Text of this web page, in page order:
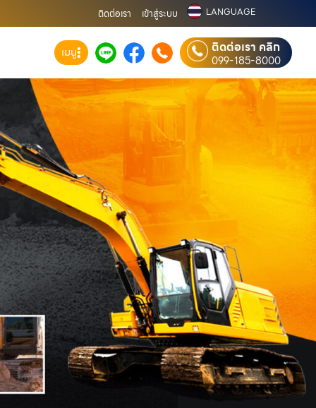
ติดต่อเรา เข้าสู่ระบบ LANGUAGE
เมนู ติดต่อเรา คลิก
099-185-8000